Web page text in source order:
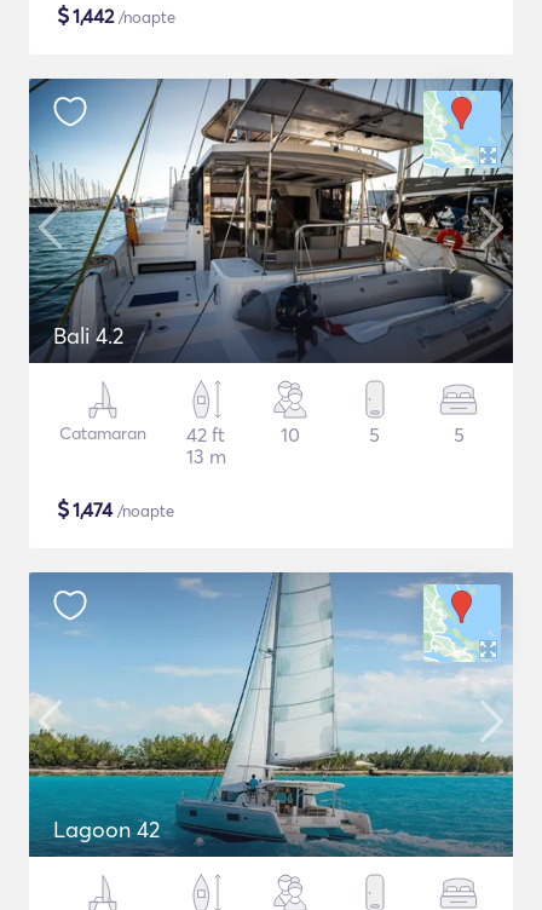
$1,442/noapte
Bali 4.2
Catamaran
42 ft
13 m
10 5 5
$1,474/noapte
Lagoon 42